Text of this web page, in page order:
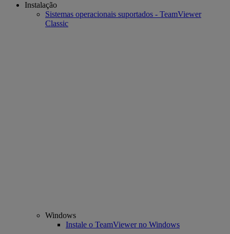
Instalação
Sistemas operacionais suportados - TeamViewer
Classic
Windows
Instale o TeamViewer no Windows